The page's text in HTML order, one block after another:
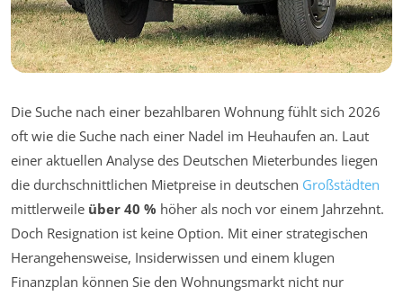
Die Suche nach einer bezahlbaren Wohnung fühlt sich 2026
oft wie die Suche nach einer Nadel im Heuhaufen an. Laut
einer aktuellen Analyse des Deutschen Mieterbundes liegen
die durchschnittlichen Mietpreise in deutschen Großstädten
mittlerweile über 40 % höher als noch vor einem Jahrzehnt.
Doch Resignation ist keine Option. Mit einer strategischen
Herangehensweise, Insiderwissen und einem klugen
Finanzplan können Sie den Wohnungsmarkt nicht nur